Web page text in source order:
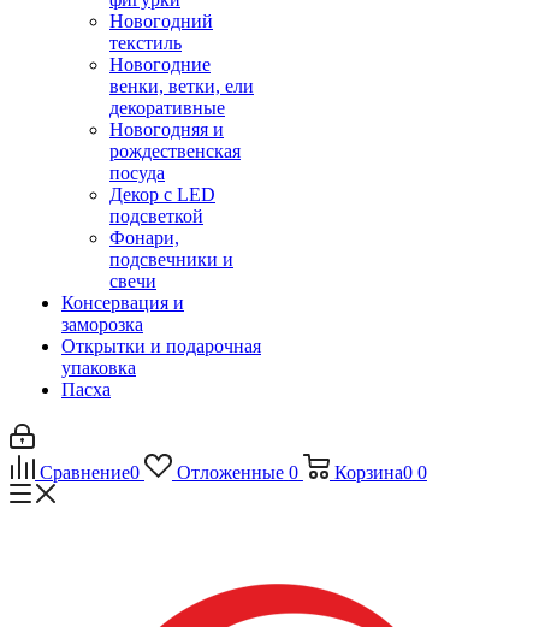
Новогодний
текстиль
Новогодние
венки, ветки, ели
декоративные
Новогодняя и
рождественская
посуда
Декор с LED
подсветкой
Фонари,
подсвечники и
свечи
Консервация и
заморозка
Открытки и подарочная
упаковка
Пасха
Сравнение0 Отложенные 0 Корзина0 0